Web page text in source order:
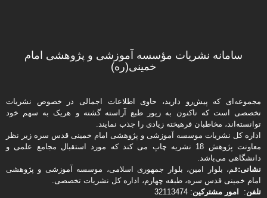
سامانه نشریات مؤسسه آموزشی و پژوهشی امام
خمینی(ره)
مجموعه‌ای که پیش‌رو دارید،‌ حاوی اطلاعات اجمالی در خصوص نشریات
تخصصی است که تاکنون به زیور طبع آراسته گشته و هریک به سهم خود
توانسته‌اند، مخاطبان فرهیخته‌ زیادی را جذب نمایند.
اداره كل نشریات موسسه آموزشی و پژوهشی امام خمینی قدس سره زیر نظر
معاونت پژوهش 18 نشریه چاپ می کند که مورد استقبال مجامع علمی و
دانشگاهی می‌باشد.
نشانی:قم، بلوار امین، بلوار جمهوری اسلامی، موسسه آموزشی و پژوهشی
امام خمینی قدس سره، طبقه چهارم، اداره كل نشریات تخصصی.
تلفن: امور مشتركین: 32113474